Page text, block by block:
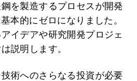
を製造するプロセスが開発
本的にゼロになりました。
イデアや研究開発プロジェ
説明します。
術へのさらなる投資が必要